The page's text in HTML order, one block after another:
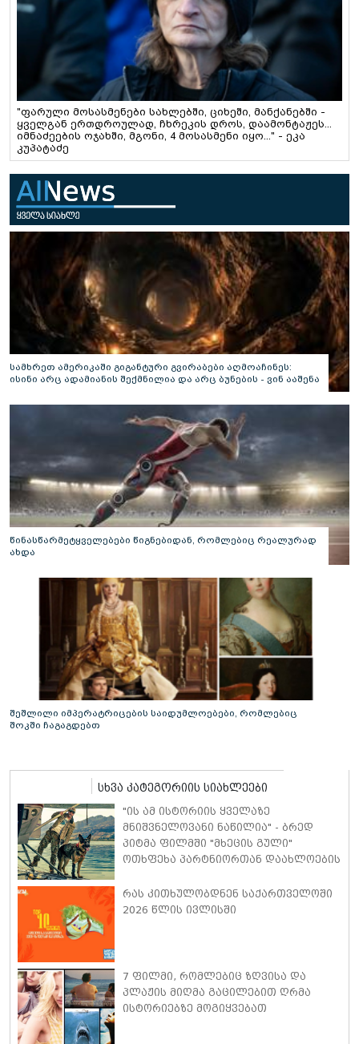
"ფარული მოსასმენები სახლებში, ციხეში, მანქანებში -
ყველგან ერთდროულად, ჩხრეკის დროს, დაამონტაჟეს...
იმნაძეების ოჯახში, მგონი, 4 მოსასმენი იყო..." - ეკა
კუპატაძე
სამხრეთ ამერიკაში გიგანტური გვირაბები აღმოაჩინეს:
ისინი არც ადამიანის შექმნილია და არც ბუნების - ვინ ააშენა
წინასწარმეტყველებები წიგნებიდან, რომლებიც რეალურად
ახდა
შეშლილი იმპერატრიცების საიდუმლოებები, რომლებიც
შოკში ჩაგაგდებთ
სხვა კატეგორიის სიახლეები
"ის ამ ისტორიის ყველაზე
მნიშვნელოვანი ნაწილია" - ბრედ
პიტმა ფილმში "მხეცის გული"
ოთხფეხა პარტნიორთან დაახლოების
ისაუბრა
რას კითხულობდნენ საქართველოში
2026 წლის ივლისში
7 ფილმი, რომლებიც ზღვისა და
პლაჟის მიღმა გაცილებით ღრმა
ისტორიებზე მოგიყვებათ